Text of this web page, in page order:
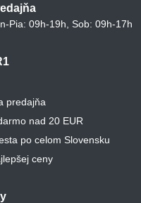
predajňa
nad 20 EUR
po celom Slovensku
ceny
Pia: 09h-19h, Sob: 09h-17h